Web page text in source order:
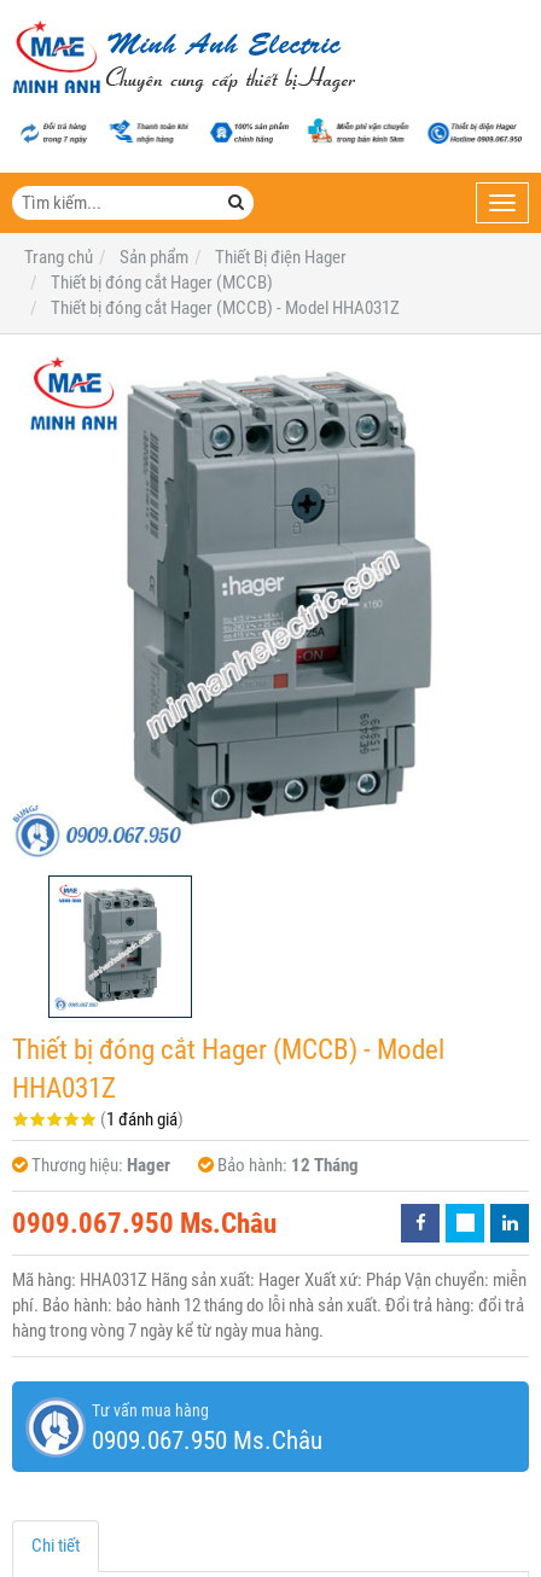
Trang chủ
Sản phẩm
Thiết Bị điện Hager
Thiết bị đóng cắt Hager (MCCB)
Thiết bị đóng cắt Hager (MCCB) - Model HHA031Z
Thiết bị đóng cắt Hager (MCCB) - Model
HHA031Z
(1 đánh giá)
Thương hiệu: Hager Bảo hành: 12 Tháng
0909.067.950 Ms.Châu
Mã hàng: HHA031Z Hãng sản xuất: Hager Xuất xứ: Pháp Vận chuyển: miễn
phí. Bảo hành: bảo hành 12 tháng do lỗi nhà sản xuất. Đổi trả hàng: đổi trả
hàng trong vòng 7 ngày kể từ ngày mua hàng.
Tư vấn mua hàng
0909.067.950 Ms.Châu
Chi tiết